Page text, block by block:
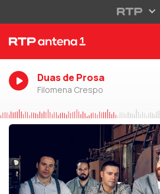
Duas de Prosa
Filomena Crespo